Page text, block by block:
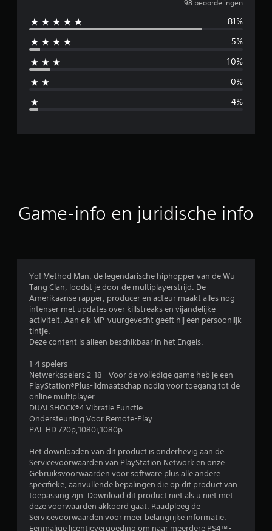
e
m
l
b
o
o
r
d
i
4
.
5
8
98 beoordelingen
81%
5%
10%
0%
4%
Game-info en juridische info
Yo! Method Man, de legendarische hiphopper van de Wu-
Tang Clan, loodst je door de multiplayerstrijd. De
Amerikaanse rapper, producer en acteur maakt alles nog
intenser met updates over killstreaks en vijandelijke
activiteit. Aan elk MP-vuurgevecht geeft hij een persoonlijk
tintje.
Deze content is alleen beschikbaar in het Engels.
1-4 spelers
Netwerkspelers 2-18 - Voor de volledige game heb je een
PlayStation®Plus-lidmaatschap nodig voor toegang tot de
online multiplayer
DUALSHOCK®4 Vibratie Functie
Ondersteuning Voor Remote-Play
PAL HD 720p,1080i,1080p
Het downloaden van dit product is onderhevig aan de
Servicevoorwaarden van PlayStation Network en onze
Gebruiksvoorwaarden voor software plus alle andere
specifieke, aanvullende bepalingen die op dit product van
toepassing zijn. Download dit product niet als u niet met
deze voorwaarden akkoord gaat. Raadpleeg de
Servicevoorwaarden voor meer belangrijke informatie.
Eenmalige licentievergoeding om naar meerdere PS4™-